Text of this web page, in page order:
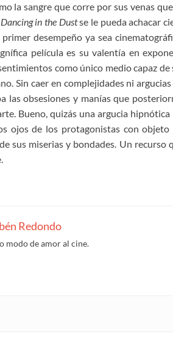
la sangre que corre por sus venas
Dancing in the Dustse le pueda achacar
desempeño ya sea
película es su valentía en
como único medio capaz
Sin caer en complejidades ni
las obsesiones y manías que
Bueno, quizás una argucia
ojos de los protagonistas con
sus miserias y bondades. Un
Redondo
modo de amor al cine.